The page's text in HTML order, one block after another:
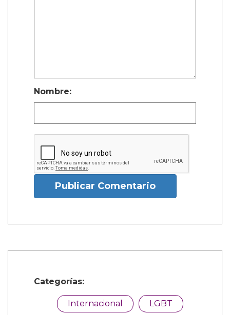
Nombre:
Publicar Comentario
Categorías:
Internacional LGBT